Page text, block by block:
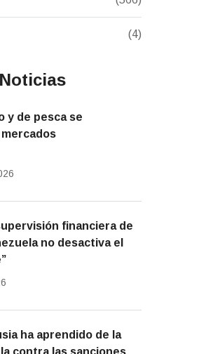
(4)
y de pesca se
financiera de
no desactiva el
ha aprendido de la
contra las sanciones